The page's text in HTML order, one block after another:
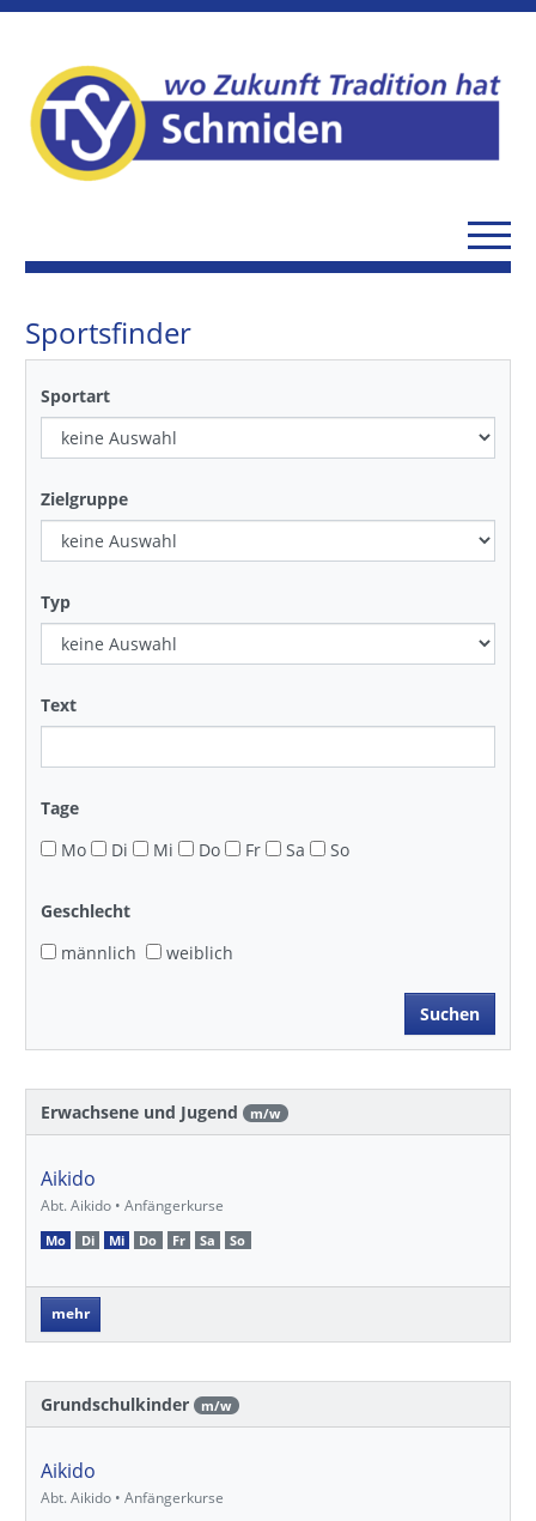
Sportsfinder
Sportart
Zielgruppe
Typ
Text
Tage
Mo
Di Mi Do Fr Sa So
Geschlecht
männlich
weiblich
Erwachsene und Jugend m/w
Aikido
Abt. Aikido • Anfängerkurse
Mo Di Mi Do Fr Sa So
mehr
Grundschulkinder m/w
Aikido
Abt. Aikido • Anfängerkurse